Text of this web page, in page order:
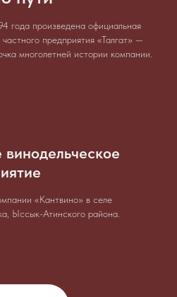
года произведена официальная
частного предприятия «Талгат» —
многолетней истории компании.
«Кантвино» в селе
Ыссык-Атинского района.